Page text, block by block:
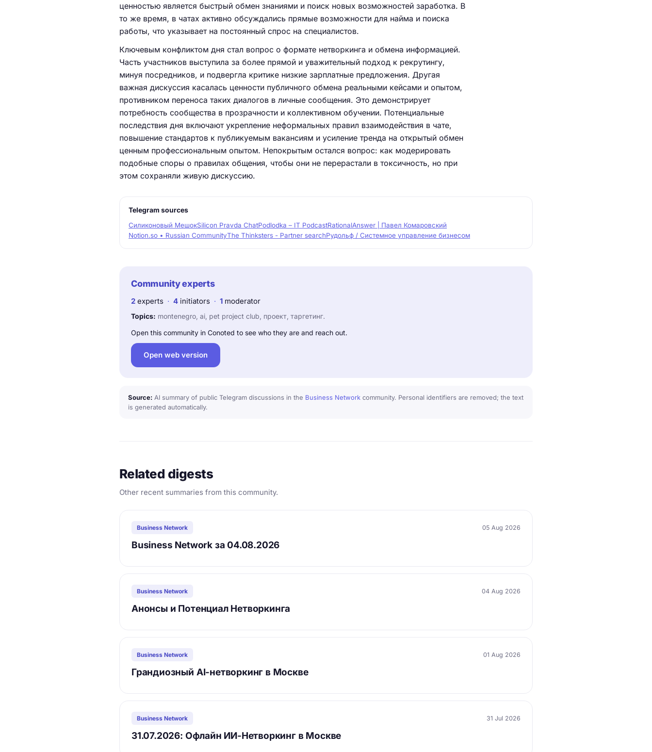
ценностью является быстрый обмен знаниями и поиск новых возможностей заработка. В
то же время, в чатах активно обсуждались прямые возможности для найма и поиска
работы, что указывает на постоянный спрос на специалистов.
Ключевым конфликтом дня стал вопрос о формате нетворкинга и обмена информацией.
Часть участников выступила за более прямой и уважительный подход к рекрутингу,
минуя посредников, и подвергла критике низкие зарплатные предложения. Другая
важная дискуссия касалась ценности публичного обмена реальными кейсами и опытом,
противником переноса таких диалогов в личные сообщения. Это демонстрирует
потребность сообщества в прозрачности и коллективном обучении. Потенциальные
последствия дня включают укрепление неформальных правил взаимодействия в чате,
повышение стандартов к публикуемым вакансиям и усиление тренда на открытый обмен
ценным профессиональным опытом. Непокрытым остался вопрос: как модерировать
подобные споры о правилах общения, чтобы они не перерастали в токсичность, но при
этом сохраняли живую дискуссию.
Telegram sources
Силиконовый МешокSilicon Pravda ChatPodlodka – IT PodcastRationalAnswer | Павел Комаровский
Notion.so • Russian CommunityThe Thinksters - Partner searchРудольф / Системное управление бизнесом
Community experts
2 experts · 4 initiators · 1 moderator
Topics: montenegro, ai, pet project club, проект, таргетинг.
Open this community in Conoted to see who they are and reach out.
Open web version
Source: AI summary of public Telegram discussions in the Business Network community. Personal identifiers are removed; the text
is generated automatically.
Related digests
Other recent summaries from this community.
Business Network 05 Aug 2026
Business Network за 04.08.2026
Business Network 04 Aug 2026
Анонсы и Потенциал Нетворкинга
Business Network 01 Aug 2026
Грандиозный AI-нетворкинг в Москве
Business Network 31 Jul 2026
31.07.2026: Офлайн ИИ-Нетворкинг в Москве